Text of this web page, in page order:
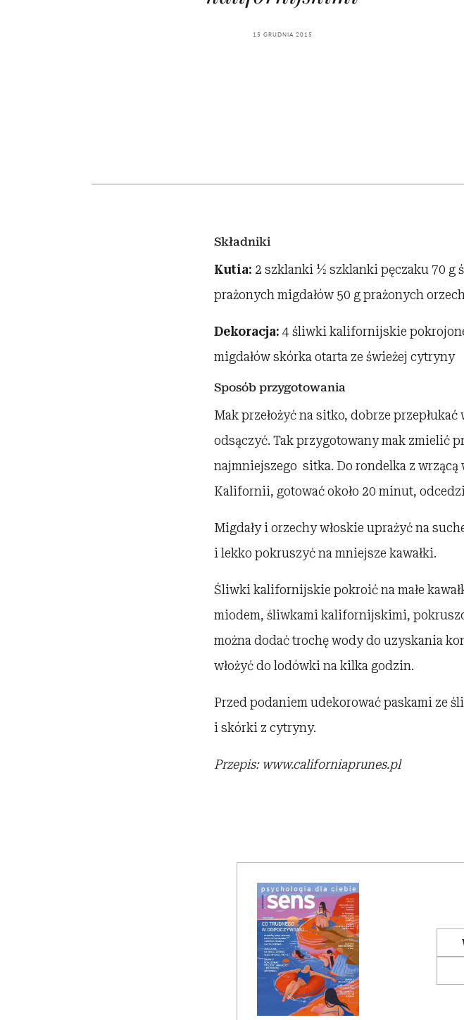
najbardziej
ubrania i marki
15 GRUDNIA 2015
Składniki
Kutia: 2 szklanki ½ szklanki pęczaku 70 g
prażonych migdałów 50 g prażonych
Dekoracja: 4 śliwki kalifornijskie
migdałów skórka otarta ze świeżej cytryny
Sposób przygotowania
Mak przełożyć na sitko, dobrze
odsączyć. Tak przygotowany mak zmielić
najmniejszego sitka. Do rondelka z
Kalifornii, gotować około 20 minut,
Migdały i orzechy włoskie uprażyć na
i lekko pokruszyć na mniejsze kawałki.
Śliwki kalifornijskie pokroić na małe
miodem, śliwkami kalifornijskimi,
można dodać trochę wody do uzyskania
włożyć do lodówki na kilka godzin.
Przed podaniem udekorować paskami ze
i skórki z cytryny.
Przepis: www.californiaprunes.pl